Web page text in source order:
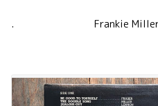
. Frankie Miller – Full